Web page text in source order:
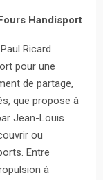
Handisport
Ricard
pour une
de partage,
que propose à
Jean-Louis
ou
Entre
à